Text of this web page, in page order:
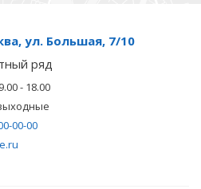
ул. Большая, 7/10
ряд
- 18.00
00-00